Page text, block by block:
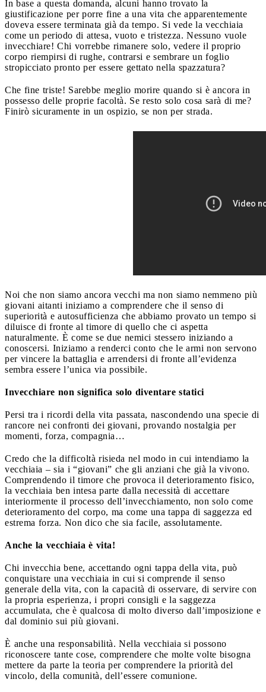
In base a questa domanda, alcuni hanno trovato la
giustificazione per porre fine a una vita che apparentemente
doveva essere terminata già da tempo. Si vede la vecchiaia
come un periodo di attesa, vuoto e tristezza. Nessuno vuole
invecchiare! Chi vorrebbe rimanere solo, vedere il proprio
corpo riempirsi di rughe, contrarsi e sembrare un foglio
stropicciato pronto per essere gettato nella spazzatura?
Che fine triste! Sarebbe meglio morire quando si è ancora in
possesso delle proprie facoltà. Se resto solo cosa sarà di me?
Finirò sicuramente in un ospizio, se non per strada.
Noi che non siamo ancora vecchi ma non siamo nemmeno più
giovani aitanti iniziamo a comprendere che il senso di
superiorità e autosufficienza che abbiamo provato un tempo si
diluisce di fronte al timore di quello che ci aspetta
naturalmente. È come se due nemici stessero iniziando a
conoscersi. Iniziamo a renderci conto che le armi non servono
per vincere la battaglia e arrendersi di fronte all’evidenza
sembra essere l’unica via possibile.
Invecchiare non significa solo diventare statici
Persi tra i ricordi della vita passata, nascondendo una specie di
rancore nei confronti dei giovani, provando nostalgia per
momenti, forza, compagnia…
Credo che la difficoltà risieda nel modo in cui intendiamo la
vecchiaia – sia i “giovani” che gli anziani che già la vivono.
Comprendendo il timore che provoca il deterioramento fisico,
la vecchiaia ben intesa parte dalla necessità di accettare
interiormente il processo dell’invecchiamento, non solo come
deterioramento del corpo, ma come una tappa di saggezza ed
estrema forza. Non dico che sia facile, assolutamente.
Anche la vecchiaia è vita!
Chi invecchia bene, accettando ogni tappa della vita, può
conquistare una vecchiaia in cui si comprende il senso
generale della vita, con la capacità di osservare, di servire con
la propria esperienza, i propri consigli e la saggezza
accumulata, che è qualcosa di molto diverso dall’imposizione e
dal dominio sui più giovani.
È anche una responsabilità. Nella vecchiaia si possono
riconoscere tante cose, comprendere che molte volte bisogna
mettere da parte la teoria per comprendere la priorità del
vincolo, della comunità, dell’essere comunione.